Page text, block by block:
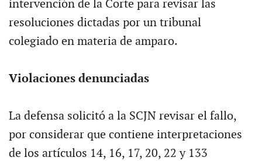
intervención de la Corte para revisar las
resoluciones dictadas por un tribunal
colegiado en materia de amparo.
Violaciones denunciadas
La defensa solicitó a la SCJN revisar el fallo,
por considerar que contiene interpretaciones
de los artículos 14, 16, 17, 20, 22 y 133